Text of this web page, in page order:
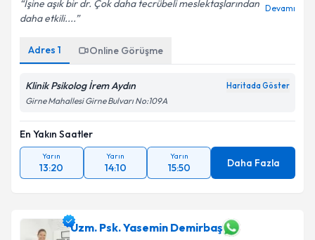
Kişisel verilerimin işlenmesine ilişkinAydınlatma
Metni'ni okudum ve kişisel verilerimin belirtilen
kapsamda işlenmesini kabul ediyorum.
İşine aşık bir dr. Çok daha tecrübeli meslektaşlarından
daha etkili....
Devamı
Adres 1 Online Görüşme
Klinik Psikolog İrem Aydın Haritada Göster
Girne Mahallesi Girne Bulvarı No:109A
En Yakın Saatler
Yarın
13:20
Yarın
14:10
Yarın
15:50 Daha Fazla
Uzm. Psk. Yasemin Demirbaş